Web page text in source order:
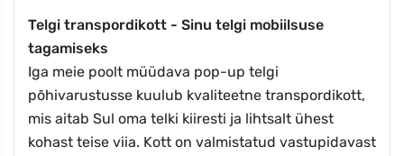
Telgi transpordikott - Sinu telgi mobiilsuse
tagamiseks
Iga meie poolt müüdava pop-up telgi
põhivarustusse kuulub kvaliteetne transpordikott,
mis aitab Sul oma telki kiiresti ja lihtsalt ühest
kohast teise viia. Kott on valmistatud vastupidavast